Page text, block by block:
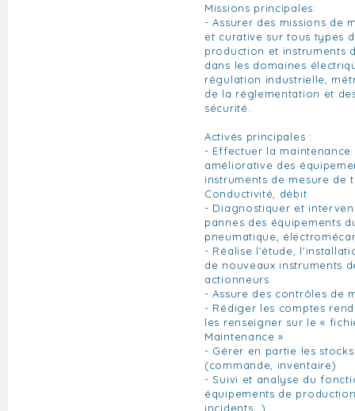
Missions principales:
- Assurer des missions de
et curative sur tous types
production et instruments
dans les domaines
régulation industrielle,
de la réglementation et
sécurité.
Activés principales :
- Effectuer la
améliorative des
instruments de mesure de
Conductivité, débit.
- Diagnostiquer et
pannes des équipements
pneumatique,
- Réalise l’étude,
de nouveaux instruments
actionneurs
- Assure des contrôles de
- Rédiger les comptes
les renseigner sur le «
Maintenance »
- Gérer en partie les
(commande, inventaire)
- Suivi et analyse du
équipements de
incidents...)